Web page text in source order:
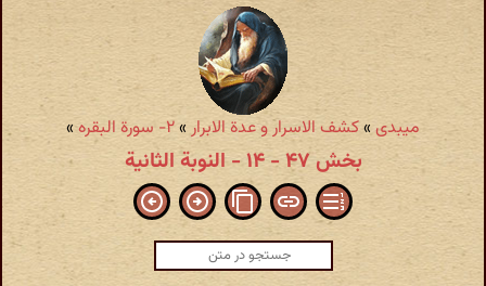
میبدی »کشف الاسرار و عدة الابرار »۲- سورة البقره‏ »
بخش ۴۷ - ۱۴ - النوبة الثانیة